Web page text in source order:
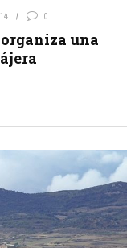
0
una